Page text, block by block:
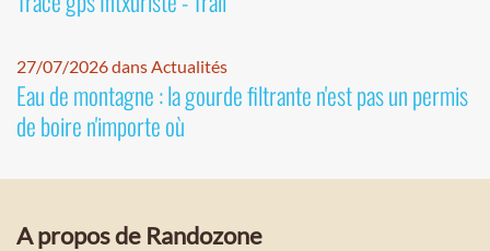
27/07/2026 dans Actualités
Eau de montagne : la gourde filtrante n'est pas un permis
de boire n'importe où
A propos de Randozone